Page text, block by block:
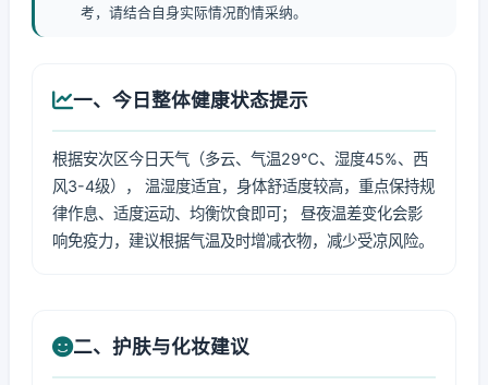
考，请结合自身实际情况酌情采纳。
一、今日整体健康状态提示
根据安次区今日天气（多云、气温29℃、湿度45%、西
风3-4级）， 温湿度适宜，身体舒适度较高，重点保持规
律作息、适度运动、均衡饮食即可； 昼夜温差变化会影
响免疫力，建议根据气温及时增减衣物，减少受凉风险。
二、护肤与化妆建议